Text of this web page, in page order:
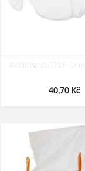
ARDON V1011E
40,70 Kč